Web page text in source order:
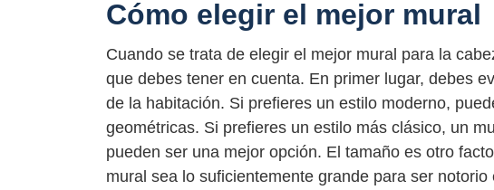
Cómo elegir el mejor mural
Cuando se trata de elegir el mejor mural para la
que debes tener en cuenta. En primer lugar, debes
de la habitación. Si prefieres un estilo moderno,
geométricas. Si prefieres un estilo más clásico, un
pueden ser una mejor opción. El tamaño es otro
mural sea lo suficientemente grande para ser